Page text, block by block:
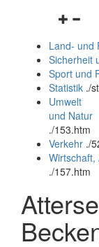
und
Land- und
Sicherheit
Sport und
Statistik ./
Umwelt
und Natur
./153.htm
Verkehr ./
Wirtschaft,
./157.htm